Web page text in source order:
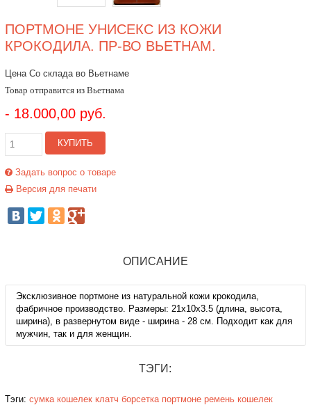
ПОРТМОНЕ УНИСЕКС ИЗ КОЖИ
КРОКОДИЛА. ПР-ВО ВЬЕТНАМ.
Цена Со склада во Вьетнаме
Товар отправится из Вьетнама
- 18.000,00 руб.
КУПИТЬ
Задать вопрос о товаре
Версия для печати
ОПИСАНИЕ
Эксклюзивное портмоне из натуральной кожи крокодила,
фабричное производство. Размеры: 21х10х3.5 (длина, высота,
ширина), в развернутом виде - ширина - 28 см. Подходит как для
мужчин, так и для женщин.
ТЭГИ:
Тэги: сумка кошелек клатч борсетка портмоне ремень кошелек